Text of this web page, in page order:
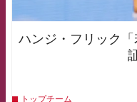
ハンジ・フリック
トップチーム